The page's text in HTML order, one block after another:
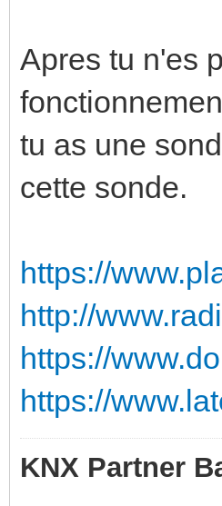
Apres tu n'es
tu as une
cette sonde.
https://
http://
https://
https://
KNX Partner